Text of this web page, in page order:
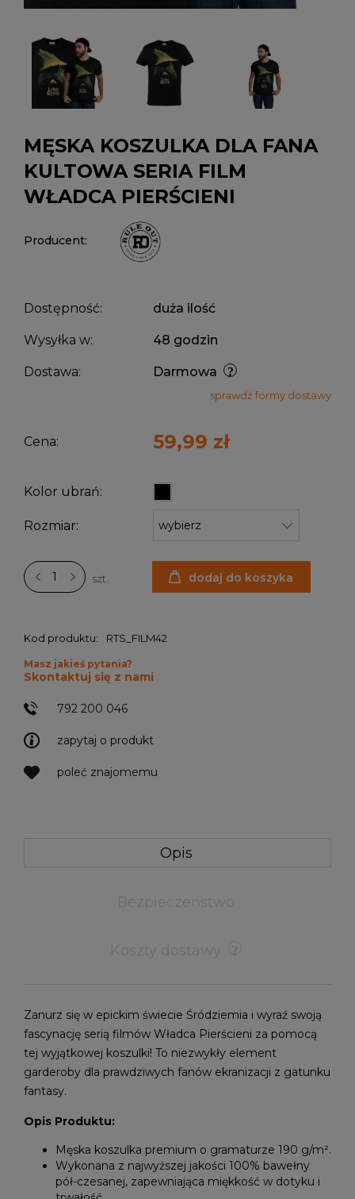
MĘSKA KOSZULKA DLA FANA
KULTOWA SERIA FILM
WŁADCA PIERŚCIENI
Producent:
Dostępność: duża ilość
Wysyłka w: 48 godzin
Dostawa: Darmowa
sprawdź formy dostawy
Cena: 59,99 zł
Kolor ubrań:
Rozmiar:
szt. dodaj do koszyka
Kod produktu: RTS_FILM42
zapytaj o produkt
poleć znajomemu
Masz jakieś pytania?
Skontaktuj się z nami
792 200 046
Opis
Zanurz się w epickim świecie Śródziemia i wyraź swoją
fascynację serią filmów Władca Pierścieni za pomocą
tej wyjątkowej koszulki! To niezwykły element
garderoby dla prawdziwych fanów ekranizacji z gatunku
fantasy.
Opis Produktu:
Męska koszulka premium o gramaturze 190 g/m².
Wykonana z najwyższej jakości 100% bawełny
pół-czesanej, zapewniająca miękkość w dotyku i